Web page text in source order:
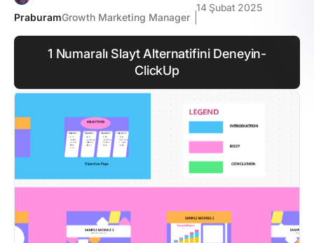
PraburamGrowth Marketing Manager
14 Şubat 2025
1 Numaralı Slayt Alternatifini Deneyin-
ClickUp